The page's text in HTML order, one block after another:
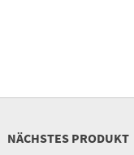
NÄCHSTES PRODUKT